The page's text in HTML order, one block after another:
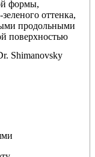
формы,
оттенка,
продольными
поверхностью
Shimanovsky